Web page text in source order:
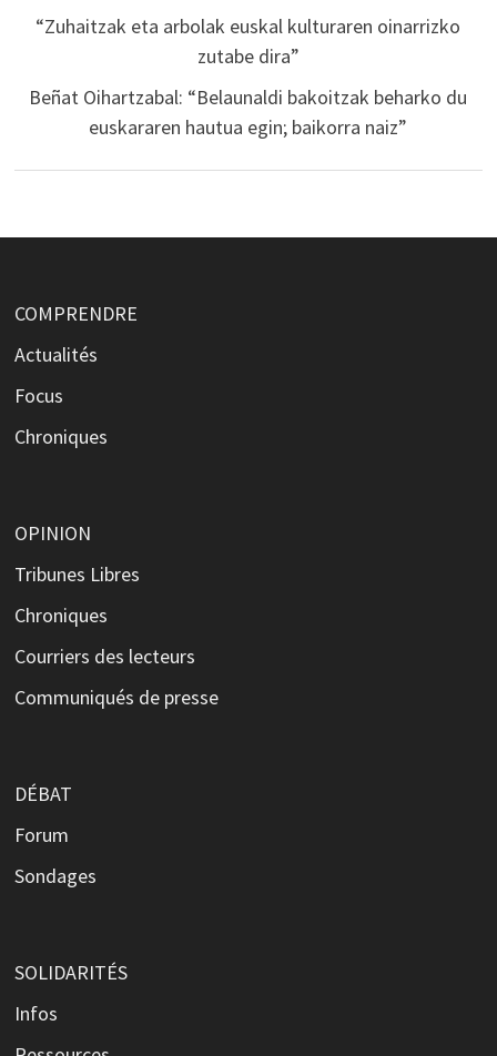
“Zuhaitzak eta arbolak euskal kulturaren oinarrizko
zutabe dira”
Beñat Oihartzabal: “Belaunaldi bakoitzak beharko du
euskararen hautua egin; baikorra naiz”
COMPRENDRE
Actualités
Focus
Chroniques
OPINION
Tribunes Libres
Chroniques
Courriers des lecteurs
Communiqués de presse
DÉBAT
Forum
Sondages
SOLIDARITÉS
Infos